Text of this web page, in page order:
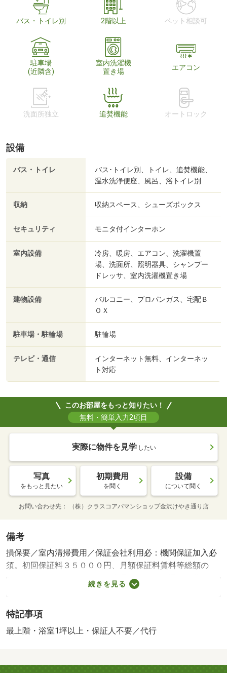
バス・トイレ別 2階以上 ペット相談可
駐車場
(近隣含)
室内洗濯機
置き場
エアコン
洗面所独立 追焚機能 オートロック
設備
バス・トイレ
バス･トイレ別、トイレ、追焚機能、
温水洗浄便座、風呂、浴トイレ別
収納 収納スペース、シューズボックス
セキュリティ モニタ付インターホン
室内設備
冷房、暖房、エアコン、洗濯機置
場、洗面所、照明器具、シャンプー
ドレッサ、室内洗濯機置き場
建物設備
バルコニー、プロパンガス、宅配Ｂ
ＯＸ
駐車場・駐輪場 駐輪場
テレビ・通信
インターネット無料、インターネッ
ト対応
このお部屋をもっと知りたい！
無料・簡単入力2項目
実際に物件を見学 したい
写真
をもっと見たい
初期費用
を聞く
設備
について聞く
お問い合わせ先 （株）クラスコアパマンショップ金沢けやき通り店
備考
損保要／室内清掃費用／保証会社利用必：機関保証加入必
須。初回保証料３５０００円、月額保証料賃料等総額の
１％＋８００円／月（その他商品あり）／［退去時費用
退去費用実費精算※故意・過失等別途実費］ＬＰガス料金
「ルームクリーニング料金に、エアコンクリーニング費用
を含みます。」ルームクリーニング料金は入居時にお預り
／ＴＶインターホン／室内洗濯置／シューズボックス／追
続きを見る
特記事項
最上階・浴室1坪以上・保証人不要／代行